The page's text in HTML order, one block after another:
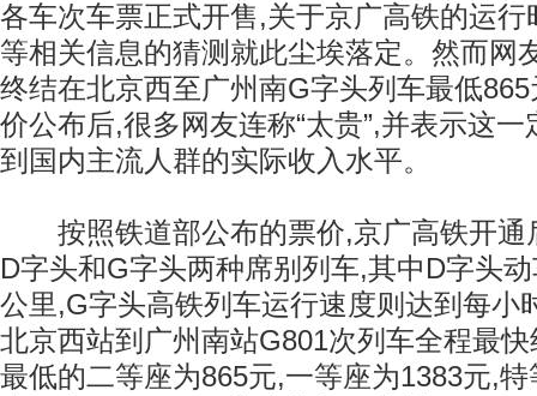
各车次车票正式开售,关于京广高铁的运行
等相关信息的猜测就此尘埃落定。然而网
终结在北京西至广州南G字头列车最低
价公布后,很多网友连称“太贵”,并表示这
到国内主流人群的实际收入水平。
按照铁道部公布的票价,京广高铁开通
D字头和G字头两种席别列车,其中D字头
公里,G字头高铁列车运行速度则达到每小
北京西站到广州南站G801次列车全程最
最低的二等座为865元,一等座为1383元,